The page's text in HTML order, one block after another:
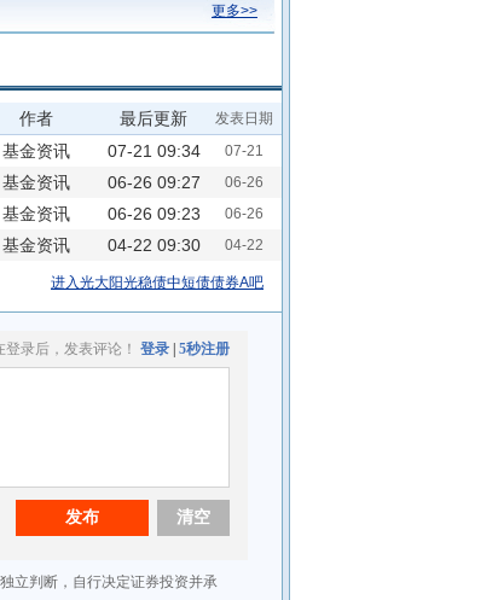
更多>>
作者 最后更新 发表日期
基金资讯 07-21 09:34 07-21
基金资讯 06-26 09:27 06-26
基金资讯 06-26 09:23 06-26
基金资讯 04-22 09:30 04-22
进入光大阳光稳债中短债债券A吧